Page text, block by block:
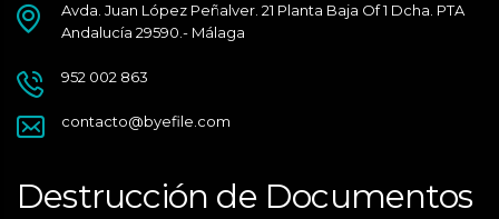
Avda. Juan López Peñalver. 21 Planta Baja Of 1 Dcha. PTA
Andalucía 29590.- Málaga
952 002 863
contacto@byefile.com
Destrucción de Documentos